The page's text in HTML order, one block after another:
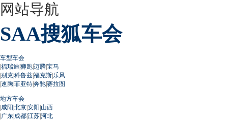
网站导航
SAA搜狐车会
车型车会
|福瑞迪|狮跑|迈腾|宝马
|别克|科鲁兹|福克斯|乐风
|速腾|菲亚特|奔驰|赛拉图
地方车会
|咸阳|北京|安阳|山西
|广东|成都|江苏|河北